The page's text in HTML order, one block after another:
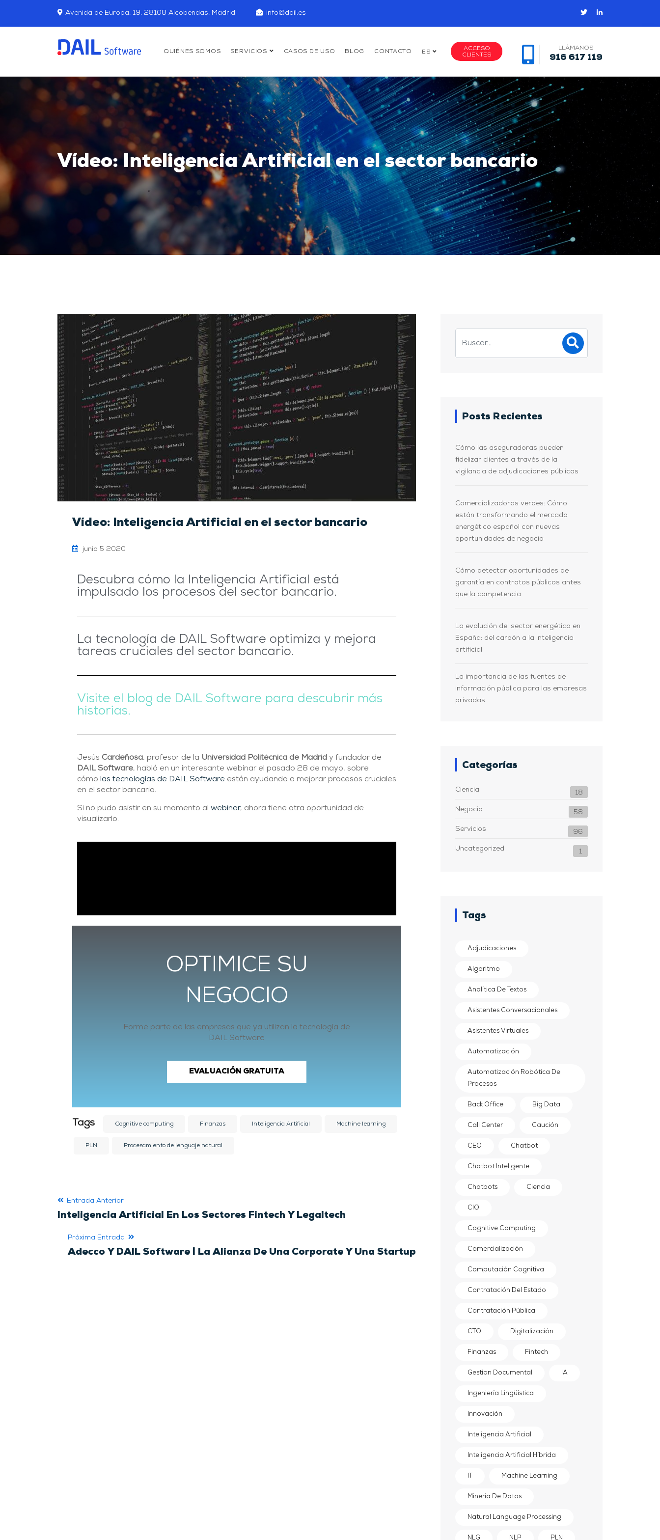
Avenida de Europa, 19, 28108 Alcobendas, Madrid. info@dail.es
ACCESO
CLIENTES
LLÁMANOS
916 617 119
QUIÉNES SOMOS SERVICIOS CASOS DE USO BLOG CONTACTO ES
Vídeo: Inteligencia Artificial en el sector bancario
Vídeo: Inteligencia Artificial en el sector bancario
junio 5 2020
Descubra cómo la Inteligencia Artificial está
impulsado los procesos del sector bancario.
La tecnología de DAIL Software optimiza y mejora
tareas cruciales del sector bancario.
Visite el blog de DAIL Software para descubrir más
historias.
Jesús Cardeñosa, profesor de la Universidad Politécnica de Madrid y fundador de
DAIL Software, habló en un interesante webinar el pasado 28 de mayo, sobre
cómo las tecnologías de DAIL Software están ayudando a mejorar procesos cruciales
en el sector bancario.
Si no pudo asistir en su momento al webinar, ahora tiene otra oportunidad de
visualizarlo.
OPTIMICE SU
NEGOCIO
Forme parte de las empresas que ya utilizan la tecnología de
DAIL Software
EVALUACIÓN GRATUITA
Tags Cognitive computing Finanzas Inteligencia Artificial Machine learning
PLN Procesamiento de lenguaje natural
Entrada Anterior
Inteligencia Artificial En Los Sectores Fintech Y Legaltech
Próxima Entrada
Adecco Y DAIL Software | La Alianza De Una Corporate Y Una Startup
Posts Recientes
Cómo las aseguradoras pueden
fidelizar clientes a través de la
vigilancia de adjudicaciones públicas
Comercializadoras verdes: Cómo
están transformando el mercado
energético español con nuevas
oportunidades de negocio
Cómo detectar oportunidades de
garantía en contratos públicos antes
que la competencia
La evolución del sector energético en
España: del carbón a la inteligencia
artificial
La importancia de las fuentes de
información pública para las empresas
privadas
Categorías
Ciencia 18
Negocio 58
Servicios 96
Uncategorized 1
Tags
Adjudicaciones
Algoritmo
Analítica De Textos
Asistentes Conversacionales
Asistentes Virtuales
Automatización
Automatización Robótica De
Procesos
Back Office Big Data
Call Center Caución
CEO Chatbot
Chatbot Inteligente
Chatbots Ciencia
CIO
Cognitive Computing
Comercialización
Computación Cognitiva
Contratación Del Estado
Contratación Pública
CTO Digitalización
Finanzas Fintech
Gestion Documental IA
Ingeniería Lingüística
Innovación
Inteligencia Artificial
Inteligencia Artificial Híbrida
Machine Learning
Minería De Datos
Natural Language Processing
NLG NLP PLN